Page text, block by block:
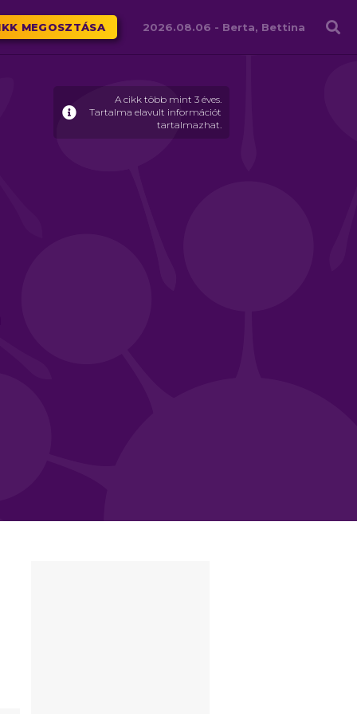
MEGOSZTÁSA 2026.08.06 - Berta, Bettina
A cikk több mint 3 éves.
Tartalma elavult információt
tartalmazhat.